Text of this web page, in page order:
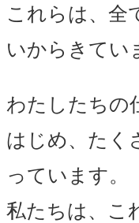
これらは、全
いからきてい
わたしたちの
はじめ、たく
っています。
私たちは、こ